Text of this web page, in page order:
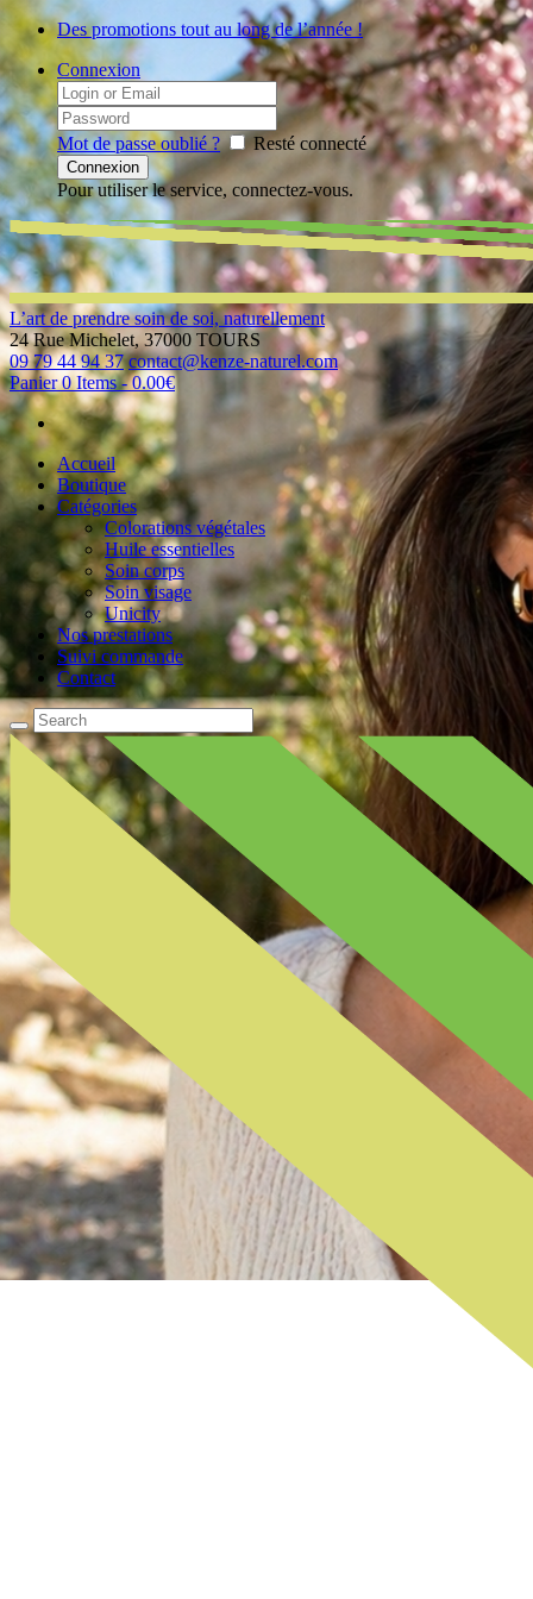
Des promotions tout au long de l’année !
Connexion
Mot de passe oublié ? Resté connecté
Pour utiliser le service, connectez-vous.
L’art de prendre soin de soi, naturellement
24 Rue Michelet, 37000 TOURS
09 79 44 94 37 contact@kenze-naturel.com
Panier 0 Items-0.00€
Accueil
Boutique
Catégories
Colorations végétales
Huile essentielles
Soin corps
Soin visage
Unicity
Nos prestations
Suivi commande
Contact